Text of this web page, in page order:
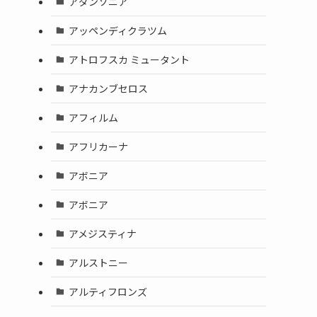
アッペンディクラツム
アトロフスカ ミュータント
アナカンブセロス
アフィルム
アフリカーナ
アボニア
アボニア
アメジスティナ
アルストニー
アルティフロンズ